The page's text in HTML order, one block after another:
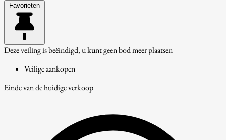
Favorieten
Deze veiling is beëindigd, u kunt geen bod meer plaatsen
Veilige aankopen
Einde van de huidige verkoop